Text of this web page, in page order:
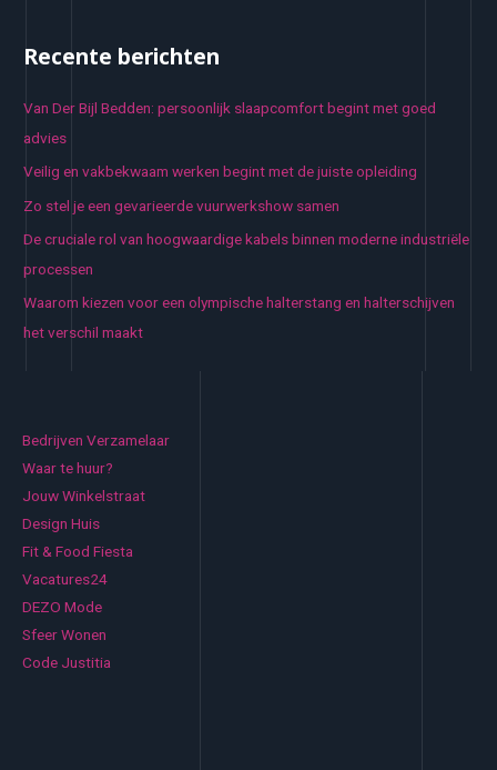
Recente berichten
Van Der Bijl Bedden: persoonlijk slaapcomfort begint met goed
advies
Veilig en vakbekwaam werken begint met de juiste opleiding
Zo stel je een gevarieerde vuurwerkshow samen
De cruciale rol van hoogwaardige kabels binnen moderne industriële
processen
Waarom kiezen voor een olympische halterstang en halterschijven
het verschil maakt
Bedrijven Verzamelaar
Waar te huur?
Jouw Winkelstraat
Design Huis
Fit & Food Fiesta
Vacatures24
DEZO Mode
Sfeer Wonen
Code Justitia